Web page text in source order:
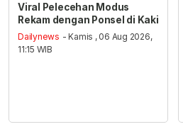
Viral Pelecehan Modus
Rekam dengan Ponsel di Kaki
Dailynews - Kamis , 06 Aug 2026,
11:15 WIB